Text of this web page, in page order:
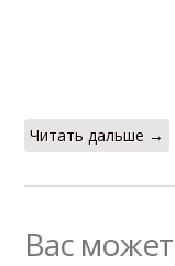
Читать дальше →
Вас